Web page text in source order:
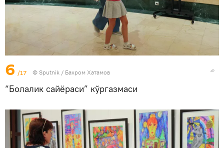
6 /17 © Sputnik / Бахром Хатамов
“Болалик сайёраси” кўргазмаси